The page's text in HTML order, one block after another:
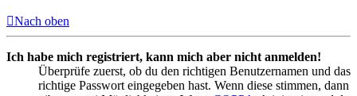
Nach oben
Ich habe mich registriert, kann mich aber nicht anmelden!
Überprüfe zuerst, ob du den richtigen Benutzernamen und das
richtige Passwort eingegeben hast. Wenn diese stimmen, dann